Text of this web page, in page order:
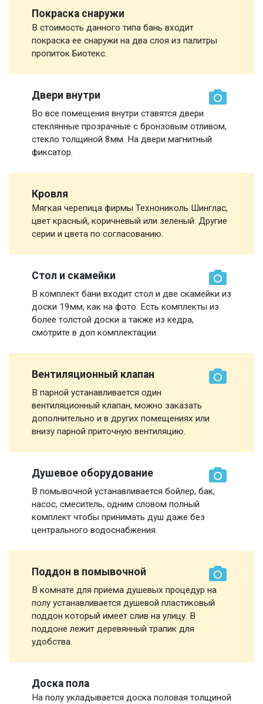
Покраска снаружи
В стоимость данного типа бань входит
покраска ее снаружи на два слоя из палитры
пропиток Биотекс.
Двери внутри
Во все помещения внутри ставятся двери
стеклянные прозрачные с бронзовым отливом,
стекло толщиной 8мм. На двери магнитный
фиксатор.
Кровля
Мягкая черепица фирмы Технониколь Шинглас,
цвет красный, коричневый или зеленый. Другие
серии и цвета по согласованию.
Стол и скамейки
В комплект бани входит стол и две скамейки из
доски 19мм, как на фото. Есть комплекты из
более толстой доски а также из кедра,
смотрите в доп комплектации.
Вентиляционный клапан
В парной устанавливается один
вентиляционный клапан, можно заказать
дополнительно и в других помещениях или
внизу парной приточную вентиляцию.
Душевое оборудование
В помывочной устанавливается бойлер, бак,
насос, смеситель, одним словом полный
комплект чтобы принимать душ даже без
центрального водоснабжения.
Поддон в помывочной
В комнате для приема душевых процедур на
полу устанавливается душевой пластиковый
поддон который имеет слив на улицу. В
поддоне лежит деревянный трапик для
удобства.
Доска пола
На полу укладывается доска половая толщиной